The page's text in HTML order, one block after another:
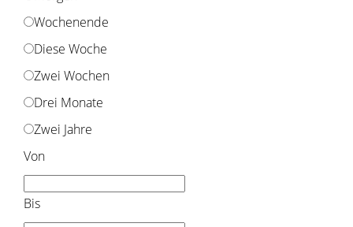
Wochenende
Diese Woche
Zwei Wochen
Drei Monate
Zwei Jahre
Von
Bis